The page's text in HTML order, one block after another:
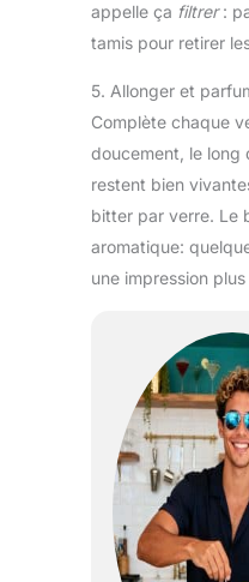
appelle ça filtrer:
tamis pour retirer
5. Allonger et
Complète chaque
doucement, le long
restent bien
bitter par verre. Le
aromatique:
une impression